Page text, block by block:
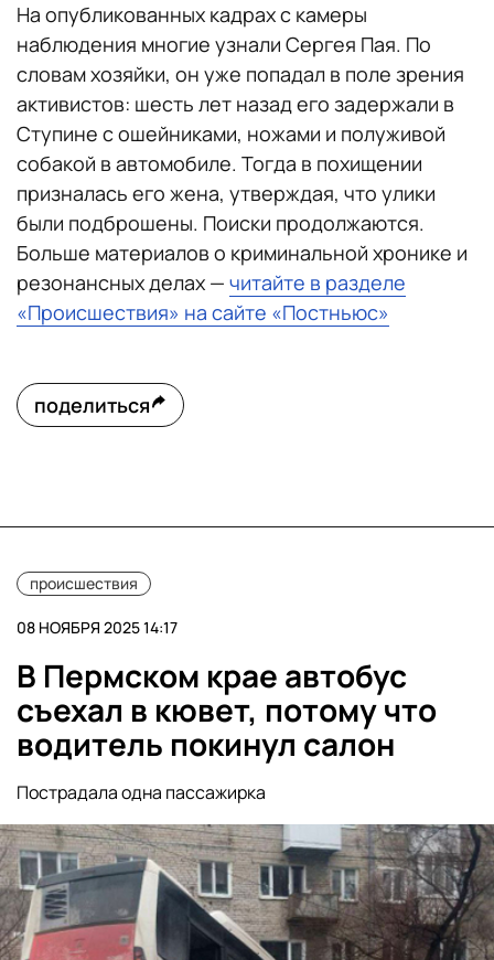
На опубликованных кадрах с камеры
наблюдения многие узнали Сергея Пая. По
словам хозяйки, он уже попадал в поле зрения
активистов: шесть лет назад его задержали в
Ступине с ошейниками, ножами и полуживой
собакой в автомобиле. Тогда в похищении
призналась его жена, утверждая, что улики
были подброшены. Поиски продолжаются.
Больше материалов о криминальной хронике и
резонансных делах — читайте в разделе
«Происшествия» на сайте «Постньюс»
поделиться
происшествия
08 НОЯБРЯ 2025 14:17
В Пермском крае автобус
съехал в кювет, потому что
водитель покинул салон
Пострадала одна пассажирка